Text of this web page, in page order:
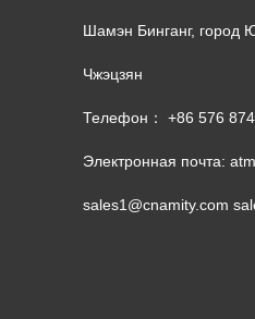
Шамэн Бинганг, город
Чжэцзян
Телефон： +86 576
Электронная почта:
sales1@cnamity.com